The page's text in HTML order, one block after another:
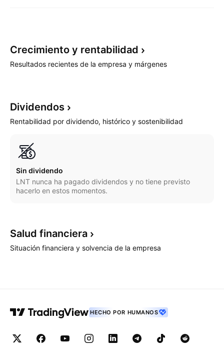
Crecimiento y rentabilidad
Resultados recientes de la empresa y márgenes
Dividendos
Rentabilidad por dividendo, histórico y sostenibilidad
Sin dividendo
LNT nunca ha pagado dividendos y no tiene previsto
hacerlo en estos momentos.
Salud financiera
Situación financiera y solvencia de la empresa
HECHO POR HUMANOS